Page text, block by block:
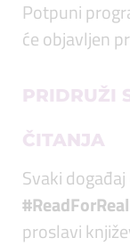
Potpuni
će objavljen
PRIDRUŽI
ČITANJA
Svaki
#ReadForReal
proslavi